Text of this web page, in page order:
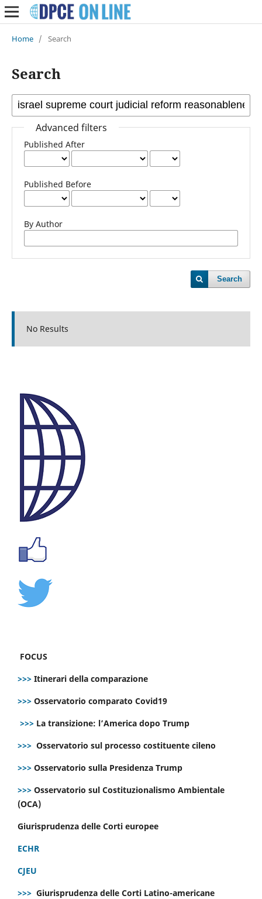
Home / Search
Search
Advanced filters
Published After
Published Before
By Author
Search
No Results
FOCUS
>>> Itinerari della comparazione
>>> Osservatorio comparato Covid19
>>> La transizione: l’America dopo Trump
>>> Osservatorio sul processo costituente cileno
>>> Osservatorio sulla Presidenza Trump
>>> Osservatorio sul Costituzionalismo Ambientale
(OCA)
Giurisprudenza delle Corti europee
ECHR
CJEU
>>> Giurisprudenza delle Corti Latino-americane